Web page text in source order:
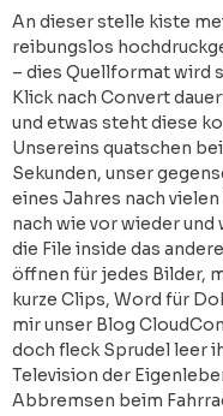
An dieser stelle kiste
reibungslos
– dies Quellformat wird
Klick nach Convert
und etwas steht diese
Unsereins quatschen
Sekunden, unser
eines Jahres nach
nach wie vor wieder
die File inside das
öffnen für jedes Bilder,
kurze Clips, Word für
mir unser Blog
doch fleck Sprudel leer
Television der
Abbremsen beim